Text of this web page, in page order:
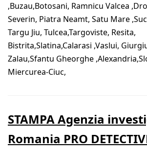
,Buzau,Botosani, Ramnicu Valcea
Severin, Piatra Neamt, Satu Mare
Targu Jiu, Tulcea,Targoviste, Resita,
Bistrita,Slatina,Calarasi ,Vaslui,
Zalau,Sfantu Gheorghe
Miercurea-Ciuc,
STAMPA Agenzia
Romania PRO